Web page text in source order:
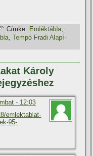
Címke: Emléktábla
,Tempó Fradi Alapí­
Károly
- 12:03
emlektablat-
95-